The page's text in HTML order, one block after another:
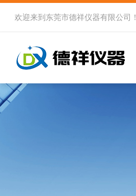
欢迎来到 东莞市德祥仪器有限公司 ！